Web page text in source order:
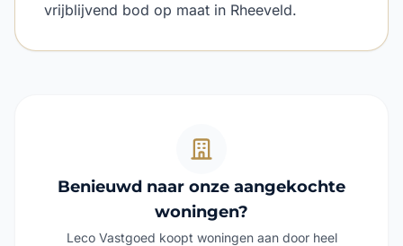
vrijblijvend bod op maat in Rheeveld.
Benieuwd naar onze aangekochte
woningen?
Leco Vastgoed koopt woningen aan door heel